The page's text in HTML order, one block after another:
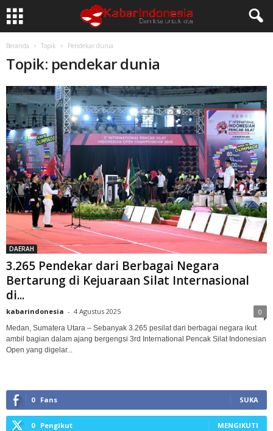
Beranda Topik Pendekar dunia
Topik: pendekar dunia
DAERAH
3.265 Pendekar dari Berbagai Negara
Bertarung di Kejuaraan Silat Internasional
di...
kabarindonesia - 4 Agustus 2025 0
Medan, Sumatera Utara – Sebanyak 3.265 pesilat dari berbagai negara ikut
ambil bagian dalam ajang bergengsi 3rd International Pencak Silat Indonesian
Open yang digelar...
0 Fans SUKA
0 Pengikut MENGIKUTI